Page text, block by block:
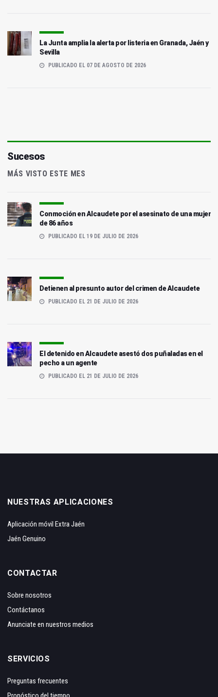
La Junta amplia la alerta por listeria en Granada, Jaén y
Sevilla
PUBLICADO EL 07 DE AGOSTO DE 2026
Sucesos
MÁS VISTO ESTE MES
Conmoción en Alcaudete por el asesinato de una mujer
de 86 años
PUBLICADO EL 19 DE JULIO DE 2026
Detienen al presunto autor del crimen de Alcaudete
PUBLICADO EL 21 DE JULIO DE 2026
El detenido en Alcaudete asestó dos puñaladas en el
pecho a un agente
PUBLICADO EL 21 DE JULIO DE 2026
NUESTRAS APLICACIONES
Aplicación móvil Extra Jaén
Jaén Genuino
CONTACTAR
Sobre nosotros
Contáctanos
Anunciate en nuestros medios
SERVICIOS
Preguntas frecuentes